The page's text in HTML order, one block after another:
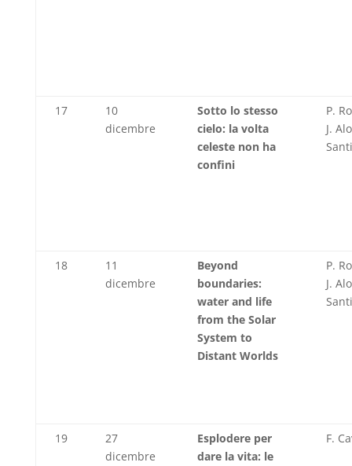
17
10
dicembre
Sotto lo stesso
cielo: la volta
celeste non ha
confini
P.
J.
18
11
dicembre
Beyond
boundaries:
water and life
from the Solar
System to
Distant Worlds
P.
J.
19
27
dicembre
Esplodere per
dare la vita: le
F.